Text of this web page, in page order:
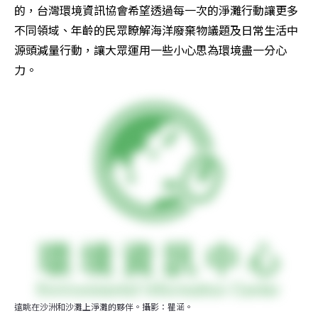
的，台灣環境資訊協會希望透過每一次的淨灘行動讓更多
不同領域、年齡的民眾瞭解海洋廢棄物議題及日常生活中
源頭減量行動，讓大眾運用一些小心思為環境盡一分心
力。
遠眺在沙洲和沙灘上淨灘的夥伴。攝影：瞿涵。